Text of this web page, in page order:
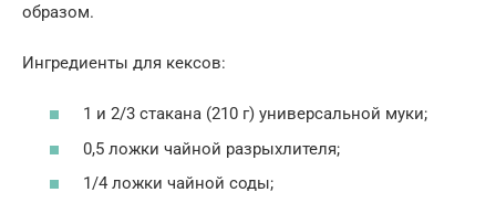
образом.
Ингредиенты для кексов:
1 и 2/3 стакана (210 г) универсальной муки;
0,5 ложки чайной разрыхлителя;
1/4 ложки чайной соды;